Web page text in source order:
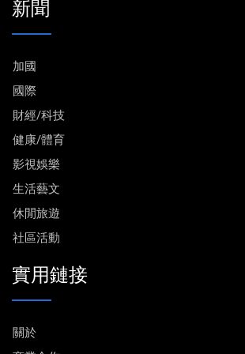
新聞
加國
國際
財經/科技
健康/體育
影視娛樂
生活藝文
休閒旅遊
社區活動
實用鏈接
關於